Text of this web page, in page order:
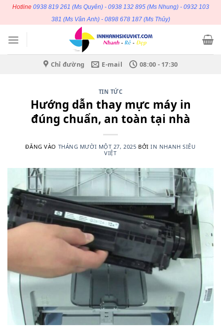
dung
Hotline 0938 819 261 (Ms Quyên) - 0938 132 895(Ms Nhung) - 0932 103
381 (Ms Vân Anh) - 0898 678 187(Ms Thủy)
Chỉ đường E-mail 08:00 - 17:30
TIN TỨC
Hướng dẫn thay mực máy in
đúng chuẩn, an toàn tại nhà
ĐĂNG VÀO THÁNG MƯỜI MỘT 27, 2025 BỞIIN NHANH SIÊU
VIỆT